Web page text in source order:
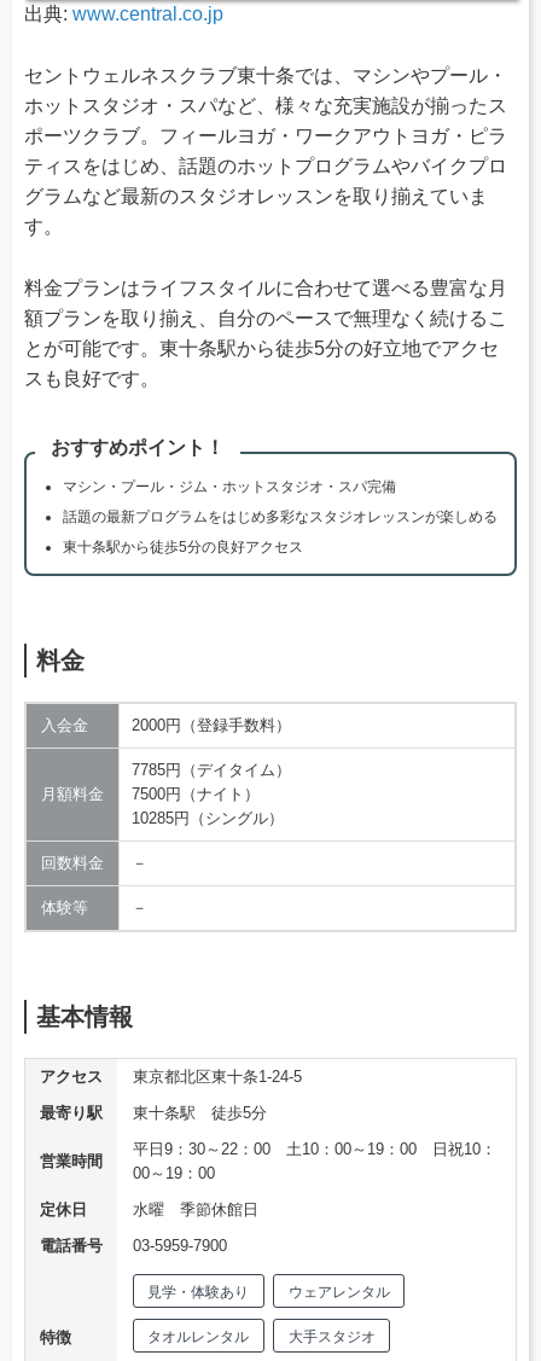
出典: www.central.co.jp
セントウェルネスクラブ東十条では、マシンやプール・
ホットスタジオ・スパなど、様々な充実施設が揃ったス
ポーツクラブ。フィールヨガ・ワークアウトヨガ・ピラ
ティスをはじめ、話題のホットプログラムやバイクプロ
グラムなど最新のスタジオレッスンを取り揃えていま
す。
料金プランはライフスタイルに合わせて選べる豊富な月
額プランを取り揃え、自分のペースで無理なく続けるこ
とが可能です。東十条駅から徒歩5分の好立地でアクセ
スも良好です。
おすすめポイント！
マシン・プール・ジム・ホットスタジオ・スパ完備
話題の最新プログラムをはじめ多彩なスタジオレッスンが楽しめる
東十条駅から徒歩5分の良好アクセス
料金
入会金 2000円（登録手数料）
月額料金
7785円（デイタイム）
7500円（ナイト）
10285円（シングル）
回数料金 －
体験等 －
基本情報
アクセス
東京都北区東十条1-24-5
最寄り駅
東十条駅 徒歩5分
営業時間
平日9：30～22：00 土10：00～19：00 日祝10：
00～19：00
定休日
水曜 季節休館日
電話番号
03-5959-7900
特徴
見学・体験あり ウェアレンタル
タオルレンタル 大手スタジオ